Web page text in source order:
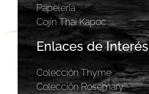
Papelería
Cojín Thai Kapoc
Enlaces de Interés
Colección Thyme
Colección Rosemary